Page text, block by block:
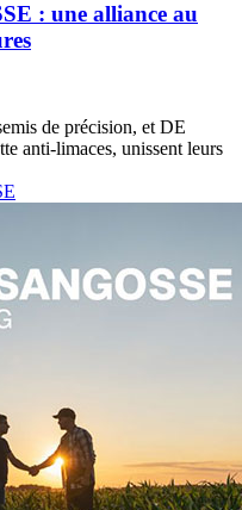
: une alliance au
de précision, et DE
anti-limaces, unissent leurs